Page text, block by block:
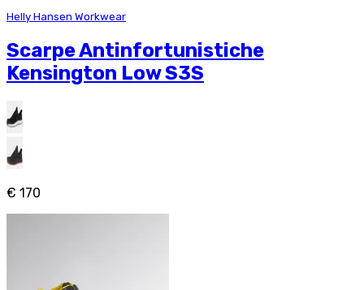
Helly Hansen Workwear
Scarpe Antinfortunistiche
Kensington Low S3S
€ 170